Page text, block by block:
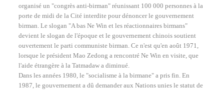
organisé un "congrès anti-birman" réunissant 100 000 personnes à la
porte de midi de la Cité interdite pour dénoncer le gouvernement
birman. Le slogan "A bas Ne Win et les réactionnaires birmans"
devient le slogan de l'époque et le gouvernement chinois soutient
ouvertement le parti communiste birman. Ce n'est qu'en août 1971,
lorsque le président Mao Zedong a rencontré Ne Win en visite, que
l'aide étrangère à la Tatmadaw a diminué.
Dans les années 1980, le "socialisme à la birmane" a pris fin. En
1987, le gouvernement a dû demander aux Nations unies le statut de